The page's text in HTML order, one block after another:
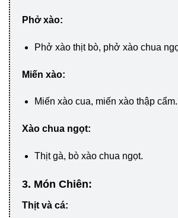
Phở xào:
Phở xào thịt bò, phở xào chua
Miến xào:
Miến xào cua, miến xào thập cẩm.
Xào chua ngọt:
Thịt gà, bò xào chua ngọt.
3. Món Chiên:
Thịt và cá: